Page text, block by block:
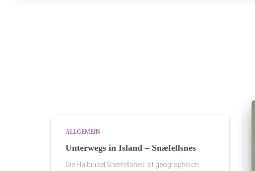
ALLGEMEIN
Unterwegs in Island – Snæfellsnes
Die Halbinsel Snæfellsnes ist geographisch